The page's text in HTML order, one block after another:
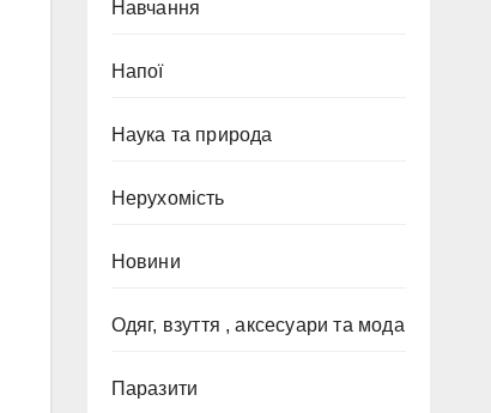
Навчання
Напої
Наука та природа
Нерухомість
Новини
Одяг, взуття , аксесуари та мода
Паразити